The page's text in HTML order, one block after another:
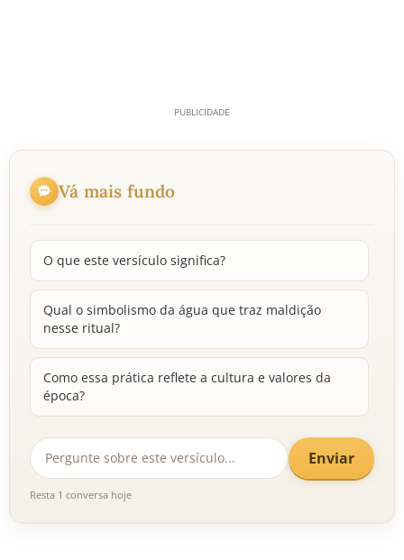
Vá mais fundo
O que este versículo significa?
Qual o simbolismo da água que traz maldição
nesse ritual?
Como essa prática reflete a cultura e valores da
época?
Enviar
Resta 1 conversa hoje